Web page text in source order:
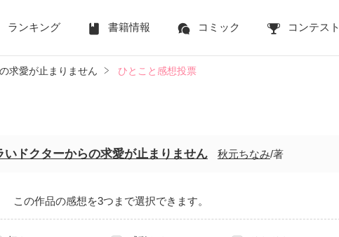
ランキング 書籍情報 コミック コンテスト
求愛が止まりません ひとこと感想投票
ドクターからの求愛が止まりません 秋元ちなみ/著
この作品の感想を3つまで選択できます。